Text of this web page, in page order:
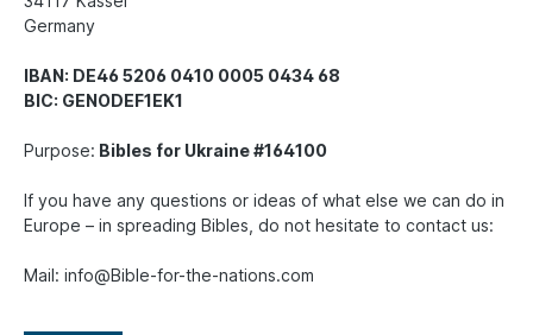
Germany
IBAN: DE46 5206 0410 0005 0434 68
BIC: GENODEF1EK1
Purpose: Bibles for Ukraine #164100
If you have any questions or ideas of what else we can do in
Europe – in spreading Bibles, do not hesitate to contact us:
Mail: info@Bible-for-the-nations.com